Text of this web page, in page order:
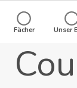
Inhalt
Fächer Unser